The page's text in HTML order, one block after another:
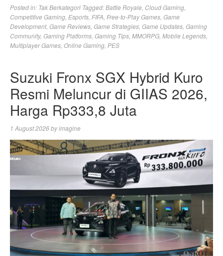
Posted in: Tak Berkategori Tagged:Battle Royale Cloud Gaming
Competitive Gaming Esports FIFA Free-to-Play Games Game
Development, Game Reviews Game Strategies Game Updates Gaming
Community, Gaming Platforms Gaming Tips MMORPG Mobile Legends
Multiplayer Games Online Gaming PES
Suzuki Fronx SGX Hybrid Kuro
Resmi Meluncur di GIIAS 2026,
Harga Rp333,8 Juta
1 August 2026byimagine